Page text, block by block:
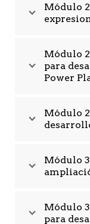
Módulo
Módulo
para
Power
Módulo
Módulo
Módulo
para